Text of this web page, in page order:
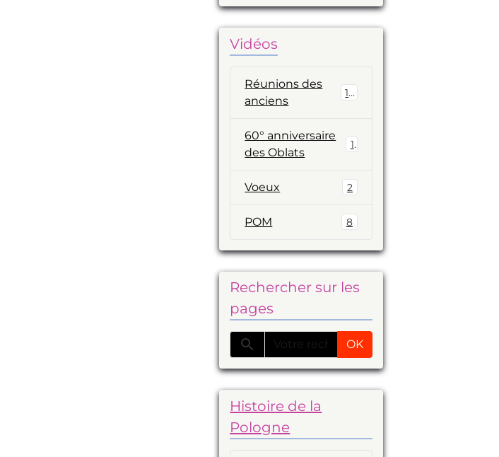
Vidéos
Réunions des
anciens
19
60° anniversaire
des Oblats
1
Voeux 2
POM 8
Rechercher sur les
pages
OK
Histoire de la
Pologne